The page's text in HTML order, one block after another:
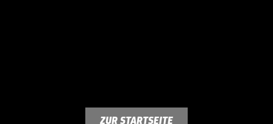
ZUR STARTSEITE